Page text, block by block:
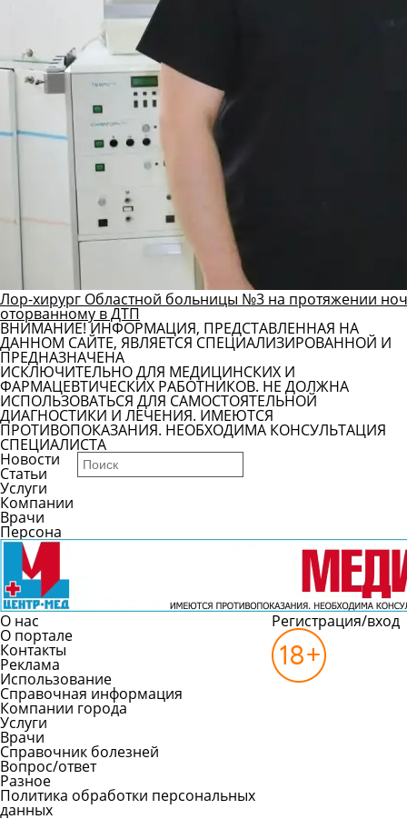
Лор-хирург Областной больницы №3 на протяжении
оторванному в ДТП
ВНИМАНИЕ! ИНФОРМАЦИЯ, ПРЕДСТАВЛЕННАЯ НА
ДАННОМ САЙТЕ, ЯВЛЯЕТСЯ СПЕЦИАЛИЗИРОВАННОЙ И
ПРЕДНАЗНАЧЕНА
ИСКЛЮЧИТЕЛЬНО ДЛЯ МЕДИЦИНСКИХ И
ФАРМАЦЕВТИЧЕСКИХ РАБОТНИКОВ. НЕ ДОЛЖНА
ИСПОЛЬЗОВАТЬСЯ ДЛЯ САМОСТОЯТЕЛЬНОЙ
ДИАГНОСТИКИ И ЛЕЧЕНИЯ. ИМЕЮТСЯ
ПРОТИВОПОКАЗАНИЯ. НЕОБХОДИМА КОНСУЛЬТАЦИЯ
СПЕЦИАЛИСТА
Новости
Статьи
Услуги
Компании
Врачи
Персона
О нас
О портале
Контакты
Реклама
Использование
Справочная информация
Компании города
Услуги
Врачи
Справочник болезней
Вопрос/ответ
Разное
Политика обработки персональных
данных
Регистрация/вход